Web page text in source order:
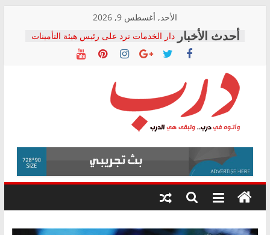
content
الأحد, أغسطس 9, 2026
دار الخدمات ترد على رئيس هيئة التأمينات
بعد مؤتمره الصحفي: إنكار الأزمة لا ينهي
معاناة أصحاب المعاشات.. ونطالب بكشف
فرحات سليمان يكتب: القطاع الصحي إلى
أين؟
حزب التحالف الشعبي يطلق لجنة “الحق
في الصحة” بالإسكندرية لرصد الانتهاكات
ودعم المرضى
الوزاري لمدينة الصحفيين.. وانتهاء أعمال
إنشاء المبنى الإداري
المجلس القومي لحقوق الإنسان يعلن
متابعة قضية الدكتور محمد زهران.. ويؤكد:
قرينة البراءة وضمانات المحاكمة العادلة
درب
وأتوه
درب..
وتبقى
هي